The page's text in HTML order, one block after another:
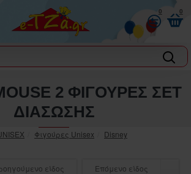
0 0
Φιγούρες Unisex Disney
2 ΦΙΓΟΥΡΕΣ ΣΕΤ
ΔΙΑΣΩΣΗΣ
είδος Επόμενο είδος